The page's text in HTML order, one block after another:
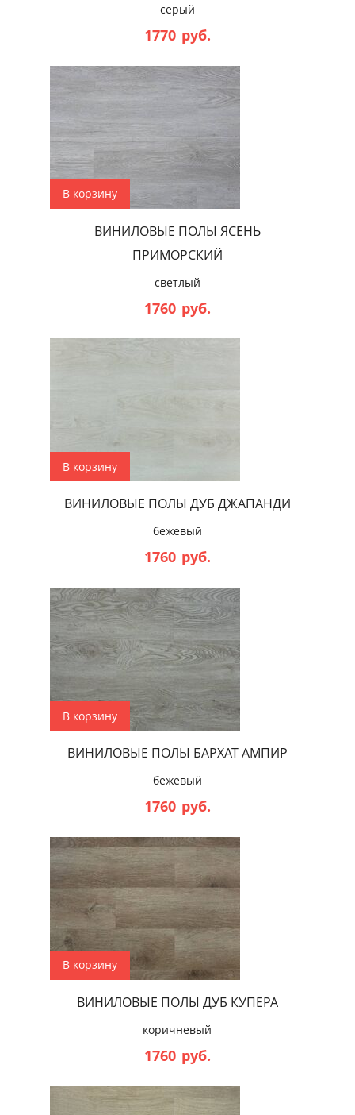
серый
1770 руб.
В корзину
ВИНИЛОВЫЕ ПОЛЫ ЯСЕНЬ
ПРИМОРСКИЙ
светлый
1760 руб.
В корзину
ВИНИЛОВЫЕ ПОЛЫ ДУБ ДЖАПАНДИ
бежевый
1760 руб.
В корзину
ВИНИЛОВЫЕ ПОЛЫ БАРХАТ АМПИР
бежевый
1760 руб.
В корзину
ВИНИЛОВЫЕ ПОЛЫ ДУБ КУПЕРА
коричневый
1760 руб.